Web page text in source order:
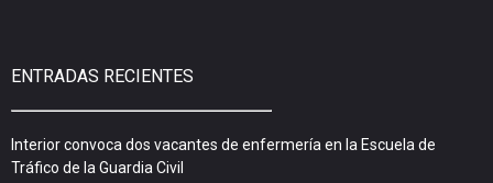
ENTRADAS RECIENTES
Interior convoca dos vacantes de enfermería en la Escuela de
Tráfico de la Guardia Civil